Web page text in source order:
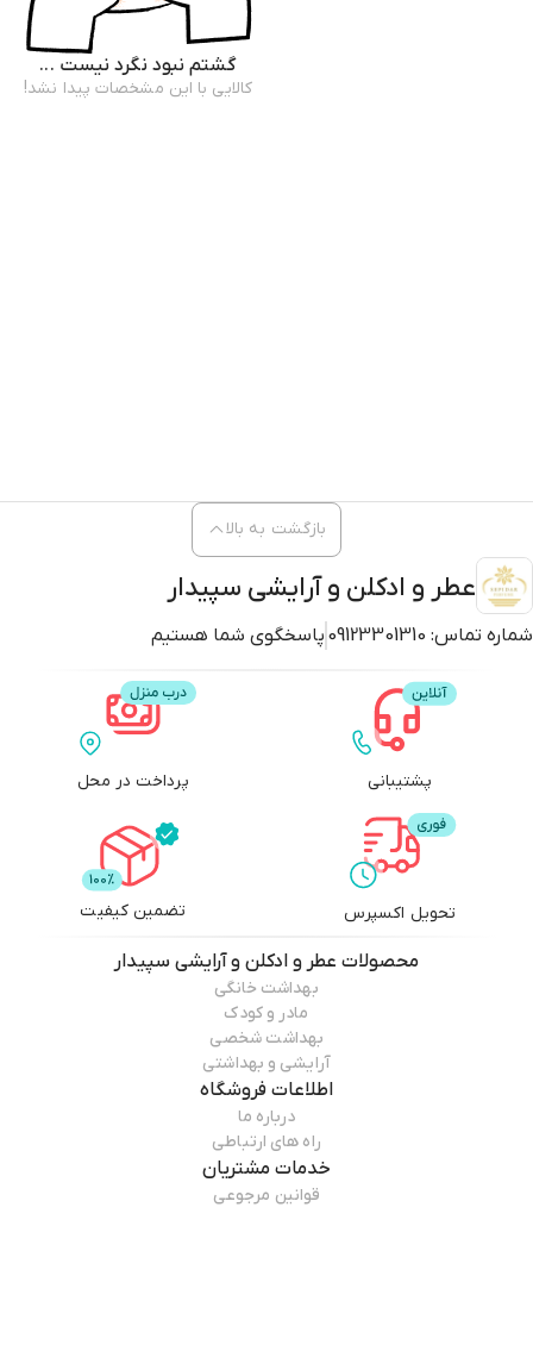
گشتم نبود نگرد نیست ...
کالایی با این مشخصات پیدا نشد!
عطر و ادکلن و آرایشی سپیدار
شماره تماس: 09123301310 پاسخگوی شما هستیم
بازگشت به بالا
پشتیبانی پرداخت در محل
تحویل اکسپرس تضمین کیفیت
محصولات عطر و ادکلن و آرایشی سپیدار
بهداشت خانگی
مادر و کودک
بهداشت شخصی
آرایشی و بهداشتی
اطلاعات فروشگاه
درباره ما
راه های ارتباطی
خدمات مشتریان
قوانین مرجوعی